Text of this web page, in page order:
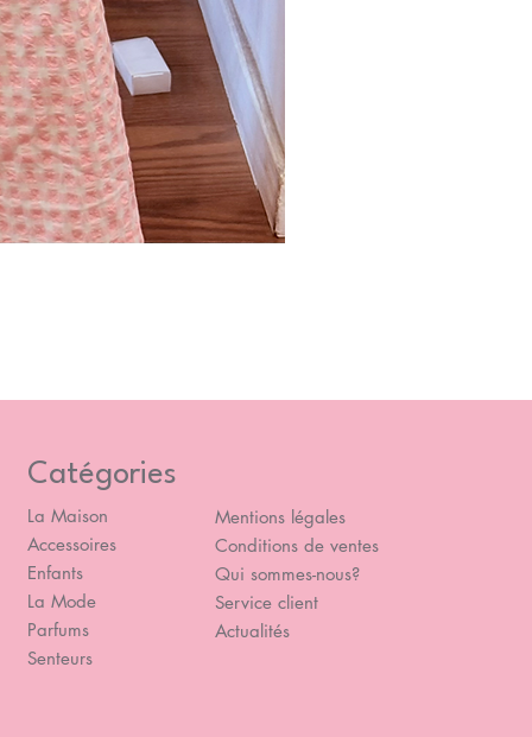
Catégories
La Maison
Accessoires
Enfants
La Mode
Parfums
Senteurs
Mentions légales
Conditions de ventes
Qui sommes-nous?
Service client
Actualités